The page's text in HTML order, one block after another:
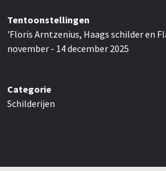
Tentoonstellingen
'Floris Arntzenius, Haags schilder en
november - 14 december 2025
Categorie
Schilderijen